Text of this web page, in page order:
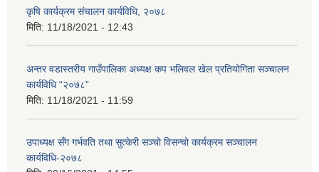
कृषि कार्यक्रम संचालन कार्यविधि, २०७८
मिति: 11/18/2021 - 12:43
अन्तर वडास्तरीय गाउँपालिका अध्यक्ष कप भलिवल खेल प्रतियोगिता सञ्चालन
कार्यविधि “२०७८”
मिति: 11/18/2021 - 11:59
उपाध्यक्ष सँग गर्भवति तथा सुत्केरी सञ्‍चो विसन्चो कार्यक्रम सञ्‍चालन
कार्यविधि-२०७८